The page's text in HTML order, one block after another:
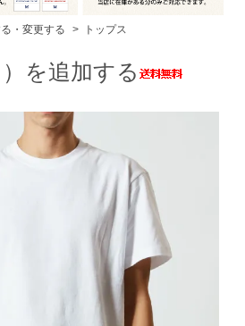
・変更する > トップス
を追加する